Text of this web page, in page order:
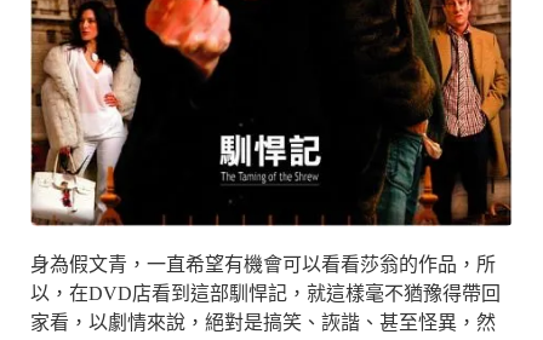
身為假文青，一直希望有機會可以看看莎翁的作品，所
以，在DVD店看到這部馴悍記，就這樣毫不猶豫得帶回
家看，以劇情來說，絕對是搞笑、詼諧、甚至怪異，然